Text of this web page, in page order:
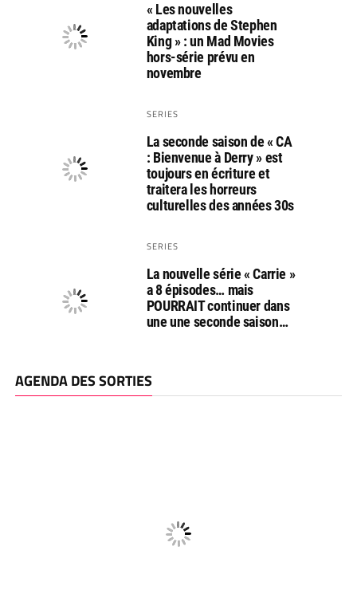
« Les nouvelles
adaptations de Stephen
King » : un Mad Movies
hors-série prévu en
novembre
SERIES
La seconde saison de « CA
: Bienvenue à Derry » est
toujours en écriture et
traitera les horreurs
culturelles des années 30s
SERIES
La nouvelle série « Carrie »
a 8 épisodes… mais
POURRAIT continuer dans
une une seconde saison…
AGENDA DES SORTIES